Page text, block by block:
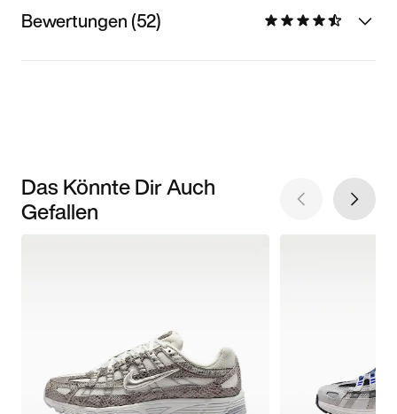
Bewertungen (52)
Das Könnte Dir Auch
Gefallen